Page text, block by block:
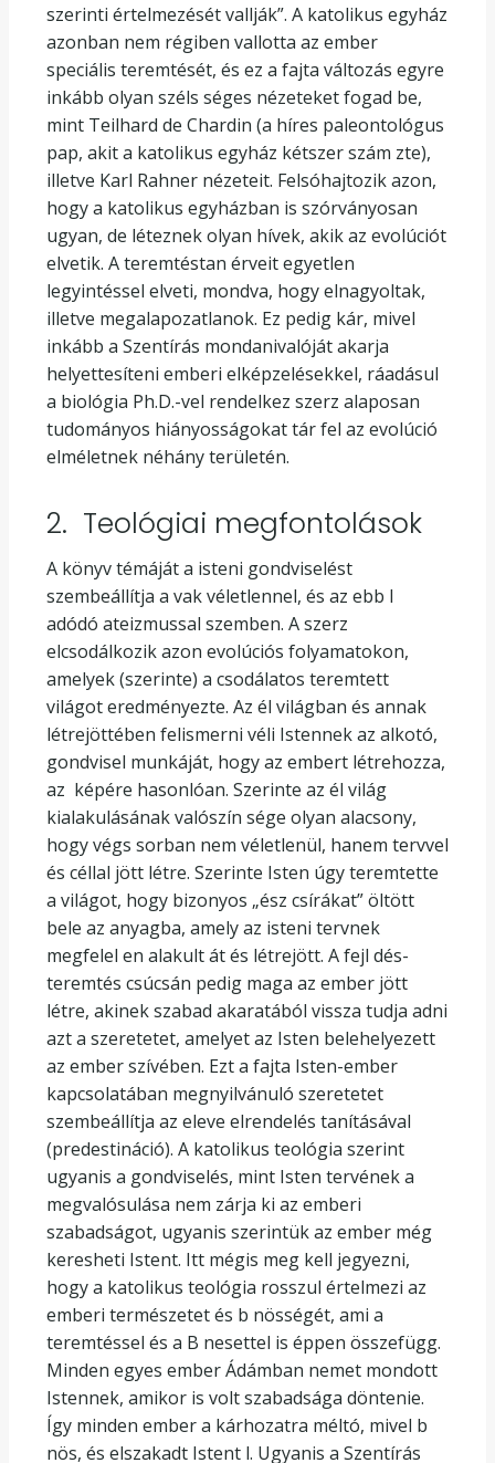
szerinti értelmezését vallják”. A katolikus egyház
azonban nem régiben vallotta az ember
speciális teremtését, és ez a fajta változás egyre
inkább olyan széls séges nézeteket fogad be,
mint Teilhard de Chardin (a híres paleontológus
pap, akit a katolikus egyház kétszer szám zte),
illetve Karl Rahner nézeteit. Felsóhajtozik azon,
hogy a katolikus egyházban is szórványosan
ugyan, de léteznek olyan hívek, akik az evolúciót
elvetik. A teremtéstan érveit egyetlen
legyintéssel elveti, mondva, hogy elnagyoltak,
illetve megalapozatlanok. Ez pedig kár, mivel
inkább a Szentírás mondanivalóját akarja
helyettesíteni emberi elképzelésekkel, ráadásul
a biológia Ph.D.-vel rendelkez szerz alaposan
tudományos hiányosságokat tár fel az evolúció
elméletnek néhány területén.
2. Teológiai megfontolások
A könyv témáját a isteni gondviselést
szembeállítja a vak véletlennel, és az ebb l
adódó ateizmussal szemben. A szerz
elcsodálkozik azon evolúciós folyamatokon,
amelyek (szerinte) a csodálatos teremtett
világot eredményezte. Az él világban és annak
létrejöttében felismerni véli Istennek az alkotó,
gondvisel munkáját, hogy az embert létrehozza,
az képére hasonlóan. Szerinte az él világ
kialakulásának valószín sége olyan alacsony,
hogy végs sorban nem véletlenül, hanem tervvel
és céllal jött létre. Szerinte Isten úgy teremtette
a világot, hogy bizonyos „ész csírákat” öltött
bele az anyagba, amely az isteni tervnek
megfelel en alakult át és létrejött. A fejl dés-
teremtés csúcsán pedig maga az ember jött
létre, akinek szabad akaratából vissza tudja adni
azt a szeretetet, amelyet az Isten belehelyezett
az ember szívében. Ezt a fajta Isten-ember
kapcsolatában megnyilvánuló szeretetet
szembeállítja az eleve elrendelés tanításával
(predestináció). A katolikus teológia szerint
ugyanis a gondviselés, mint Isten tervének a
megvalósulása nem zárja ki az emberi
szabadságot, ugyanis szerintük az ember még
keresheti Istent. Itt mégis meg kell jegyezni,
hogy a katolikus teológia rosszul értelmezi az
emberi természetet és b nösségét, ami a
teremtéssel és a B nesettel is éppen összefügg.
Minden egyes ember Ádámban nemet mondott
Istennek, amikor is volt szabadsága döntenie.
Így minden ember a kárhozatra méltó, mivel b
nös, és elszakadt Istent l. Ugyanis a Szentírás